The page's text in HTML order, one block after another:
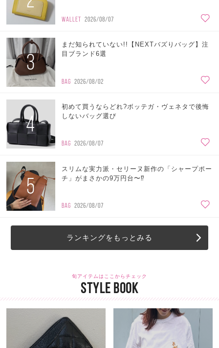
WALLET 2026/08/07
3
まだ知られていない!!【NEXTバズりバッグ】注
目ブランド6選
BAG 2026/08/02
4
初めて買うならどれ?ボッテガ・ヴェネタで後悔
しないバッグ選び
BAG 2026/08/07
5
スリムな実力派・セリーヌ新作の「シャープポー
チ」がまさかの9万円台〜⁉
BAG 2026/08/07
ランキングをもっとみる
旬アイテムはここからチェック
STYLE BOOK